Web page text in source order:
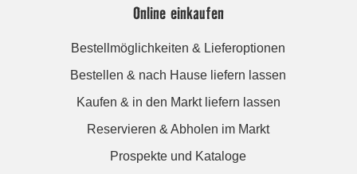
Online einkaufen
Bestellmöglichkeiten & Lieferoptionen
Bestellen & nach Hause liefern lassen
Kaufen & in den Markt liefern lassen
Reservieren & Abholen im Markt
Prospekte und Kataloge